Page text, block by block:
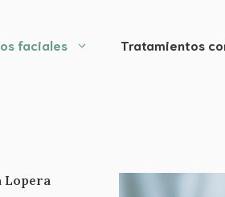
faciales Tratamientos
Lopera